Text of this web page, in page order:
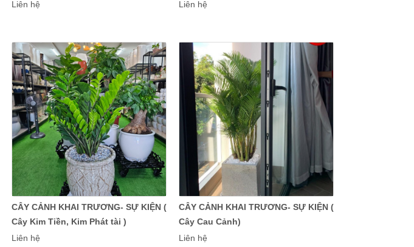
bím 2)
Liên hệ Liên hệ
CÂY CẢNH KHAI TRƯƠNG- SỰ KIỆN (
Cây Kim Tiền, Kim Phát tài )
Liên hệ
CÂY CẢNH KHAI TRƯƠNG- SỰ KIỆN (
Cây Cau Cảnh)
Liên hệ